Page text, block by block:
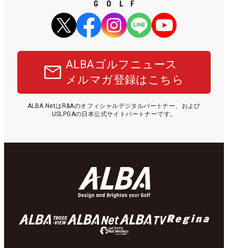
ALBAゴルフニュース
メルマガ登録はこちら
ALBA NetはR&Aのオフィシャルデジタルパートナー、および
USLPGAの日本公式サイトパートナーです。